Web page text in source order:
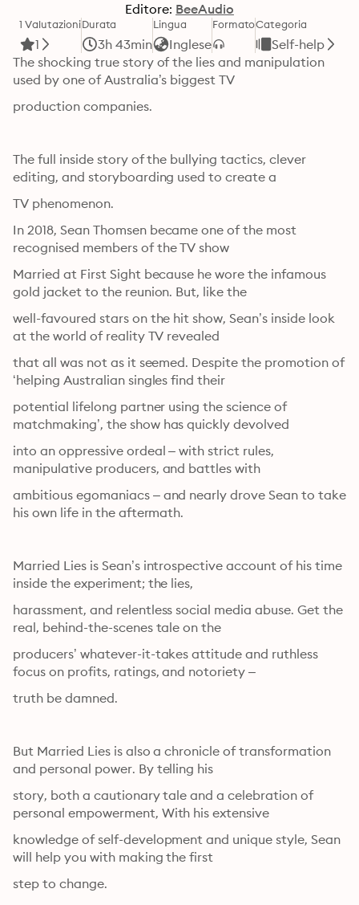
Editore: BeeAudio
1 Valutazioni
1
Durata
3h 43min
Lingua
Inglese
FormatoCategoria
Self-help
The shocking true story of the lies and manipulation
used by one of Australia’s biggest TV
production companies.
The full inside story of the bullying tactics, clever
editing, and storyboarding used to create a
TV phenomenon.
In 2018, Sean Thomsen became one of the most
recognised members of the TV show
Married at First Sight because he wore the infamous
gold jacket to the reunion. But, like the
well-favoured stars on the hit show, Sean’s inside look
at the world of reality TV revealed
that all was not as it seemed. Despite the promotion of
‘helping Australian singles find their
potential lifelong partner using the science of
matchmaking’, the show has quickly devolved
into an oppressive ordeal – with strict rules,
manipulative producers, and battles with
ambitious egomaniacs – and nearly drove Sean to take
his own life in the aftermath.
Married Lies is Sean’s introspective account of his time
inside the experiment; the lies,
harassment, and relentless social media abuse. Get the
real, behind-the-scenes tale on the
producers’ whatever-it-takes attitude and ruthless
focus on profits, ratings, and notoriety –
truth be damned.
But Married Lies is also a chronicle of transformation
and personal power. By telling his
story, both a cautionary tale and a celebration of
personal empowerment, With his extensive
knowledge of self-development and unique style, Sean
will help you with making the first
step to change.